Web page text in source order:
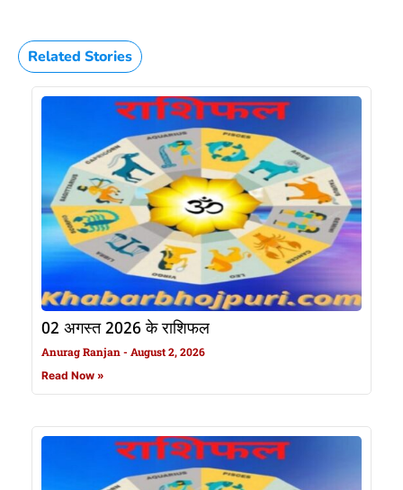
Related Stories
02 अगस्त 2026 के राशिफल
Anurag Ranjan August 2, 2026
Read Now »